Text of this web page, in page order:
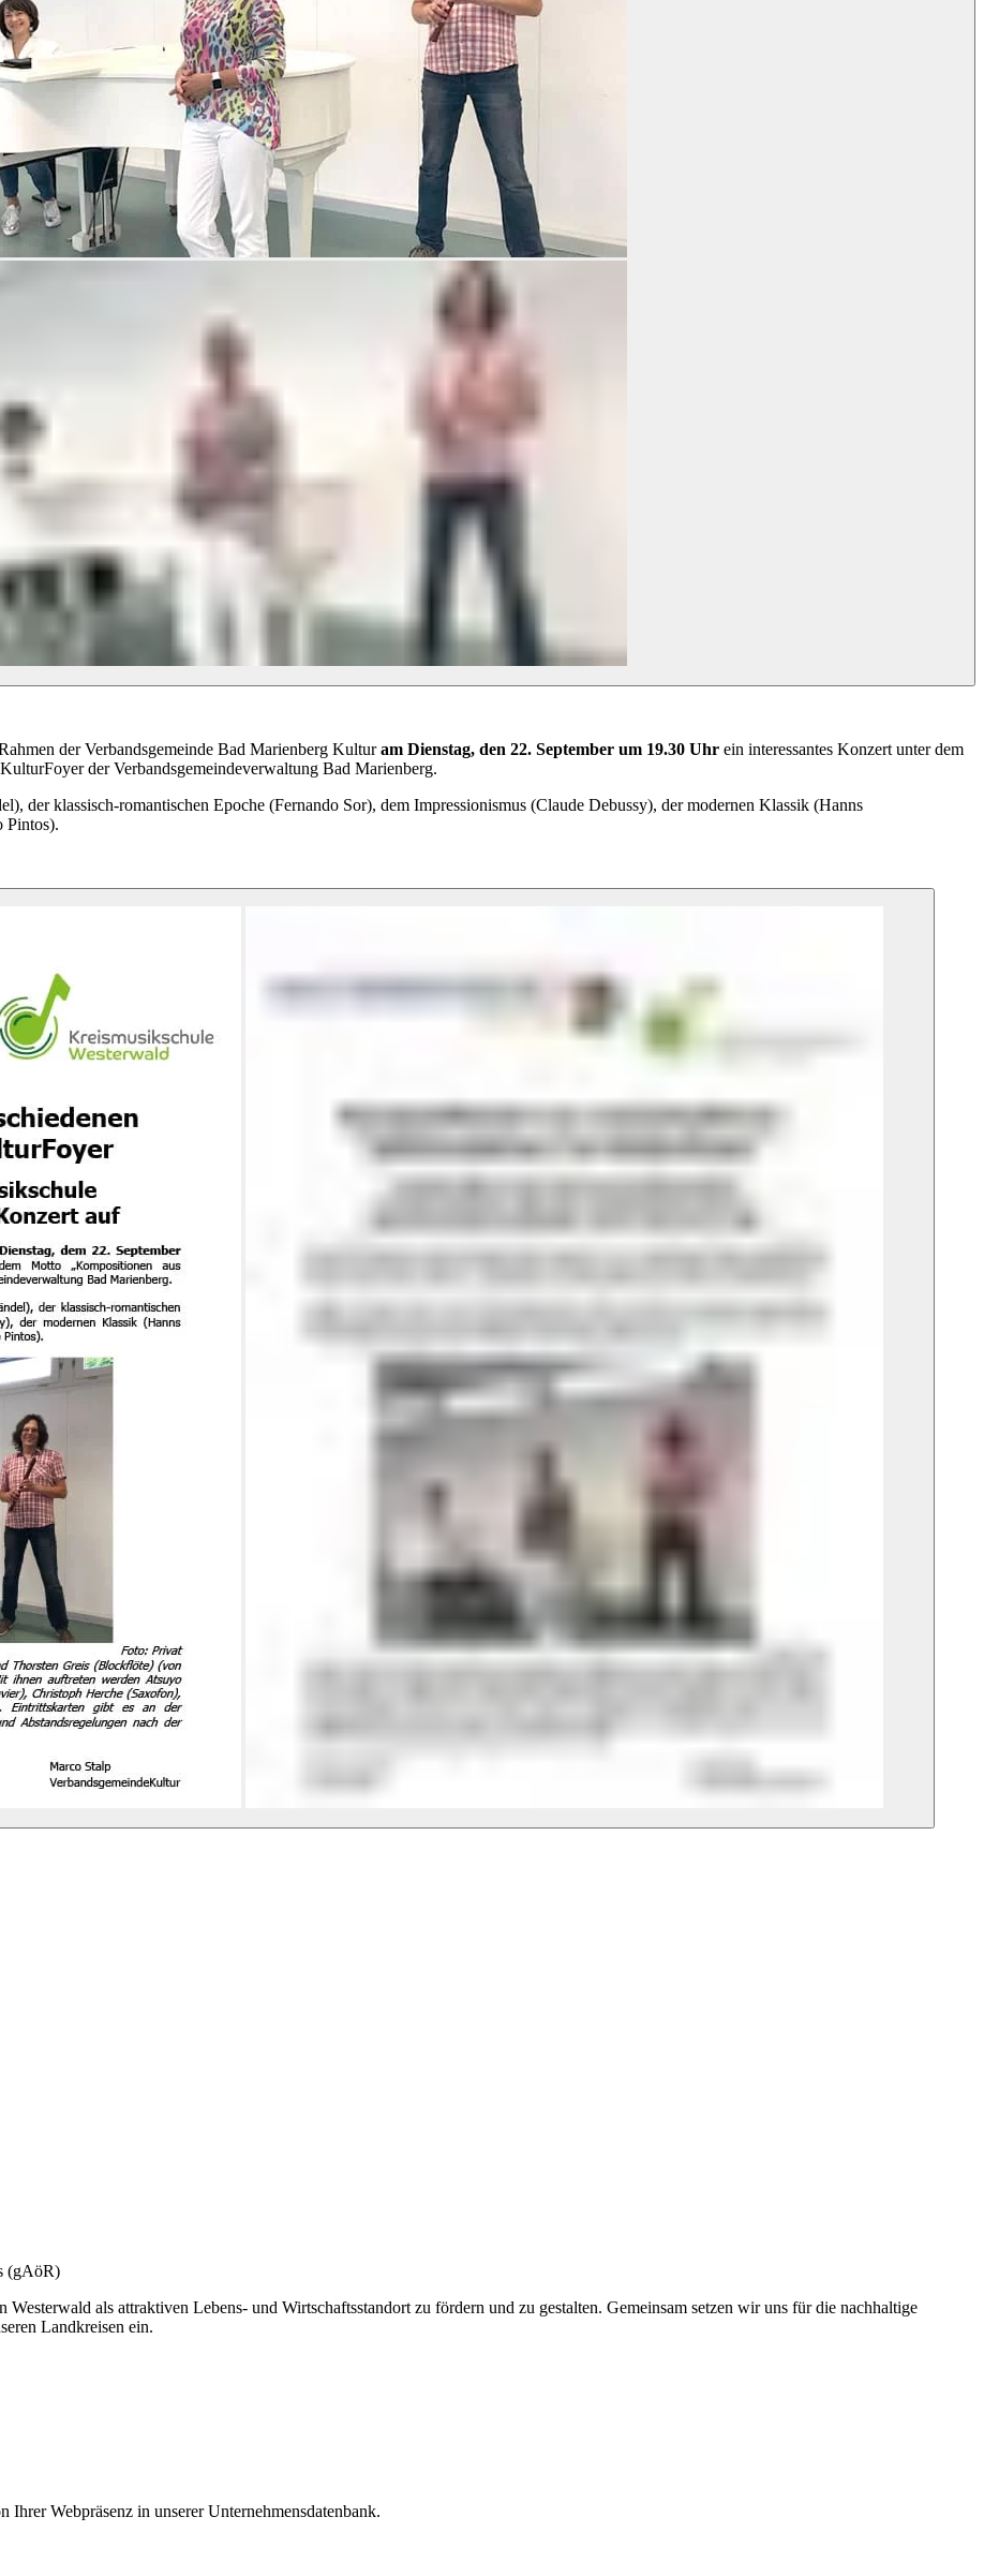
der Verbandsgemeinde Bad Marienberg Kulturam Dienstag, den 22. September um 19.30 Uhr ein interessantes Konzert unter dem
der Verbandsgemeindeverwaltung Bad Marienberg.
der klassisch-romantischen Epoche (Fernando Sor), dem Impressionismus (Claude Debussy), der modernen Klassik (Hanns
Pintos).
(gAöR)
als attraktiven Lebens- und Wirtschaftsstandort zu fördern und zu gestalten. Gemeinsam setzen wir uns für die nachhaltige
Landkreisen ein.
Webpräsenz in unserer Unternehmensdatenbank.